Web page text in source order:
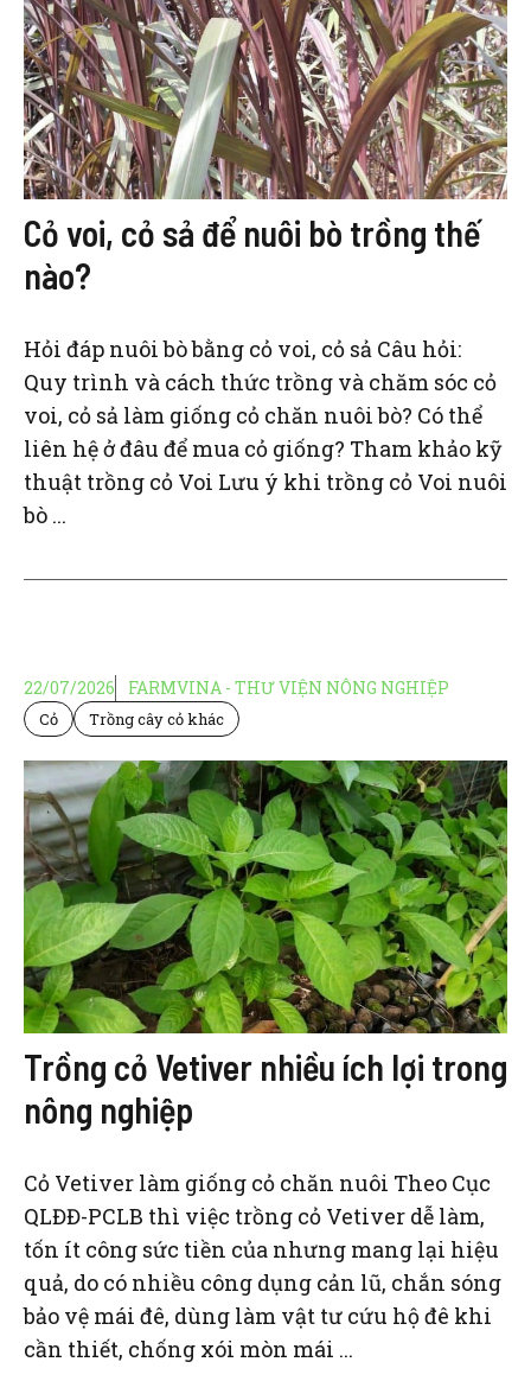
Cỏ voi, cỏ sả để nuôi bò trồng thế
nào?
Hỏi đáp nuôi bò bằng cỏ voi, cỏ sả Câu hỏi:
Quy trình và cách thức trồng và chăm sóc cỏ
voi, cỏ sả làm giống cỏ chăn nuôi bò? Có thể
liên hệ ở đâu để mua cỏ giống? Tham khảo kỹ
thuật trồng cỏ Voi Lưu ý khi trồng cỏ Voi nuôi
bò ...
22/07/2026 FARMVINA - THƯ VIỆN NÔNG NGHIỆP
Cỏ Trồng cây cỏ khác
Trồng cỏ Vetiver nhiều ích lợi trong
nông nghiệp
Cỏ Vetiver làm giống cỏ chăn nuôi Theo Cục
QLĐĐ-PCLB thì việc trồng cỏ Vetiver dễ làm,
tốn ít công sức tiền của nhưng mang lại hiệu
quả, do có nhiều công dụng cản lũ, chắn sóng
bảo vệ mái đê, dùng làm vật tư cứu hộ đê khi
cần thiết, chống xói mòn mái ...